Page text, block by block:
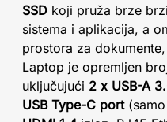
SSD koji pruža brze
sistema i aplikacija, a
prostora za
Laptop je opremljen
uključujući 2 x USB-A
USB Type-C port(samo